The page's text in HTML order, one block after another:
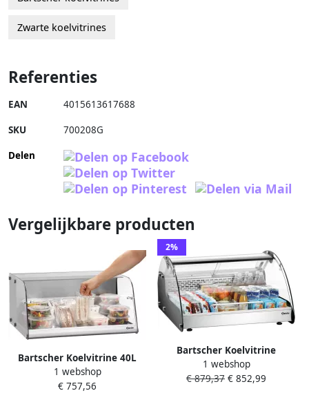
Zwarte koelvitrines
Referenties
EAN 4015613617688
SKU 700208G
Delen
Vergelijkbare producten
Bartscher Koelvitrine 40L
SBO 700239 Restaurant Hotel
Professioneel
1 webshop
€ 757,56
2%
Bartscher Koelvitrine
Tafelmodel 118L 1°C-10°C
Statisch 700x880x410mm
1 webshop
€ 879,37 € 852,99